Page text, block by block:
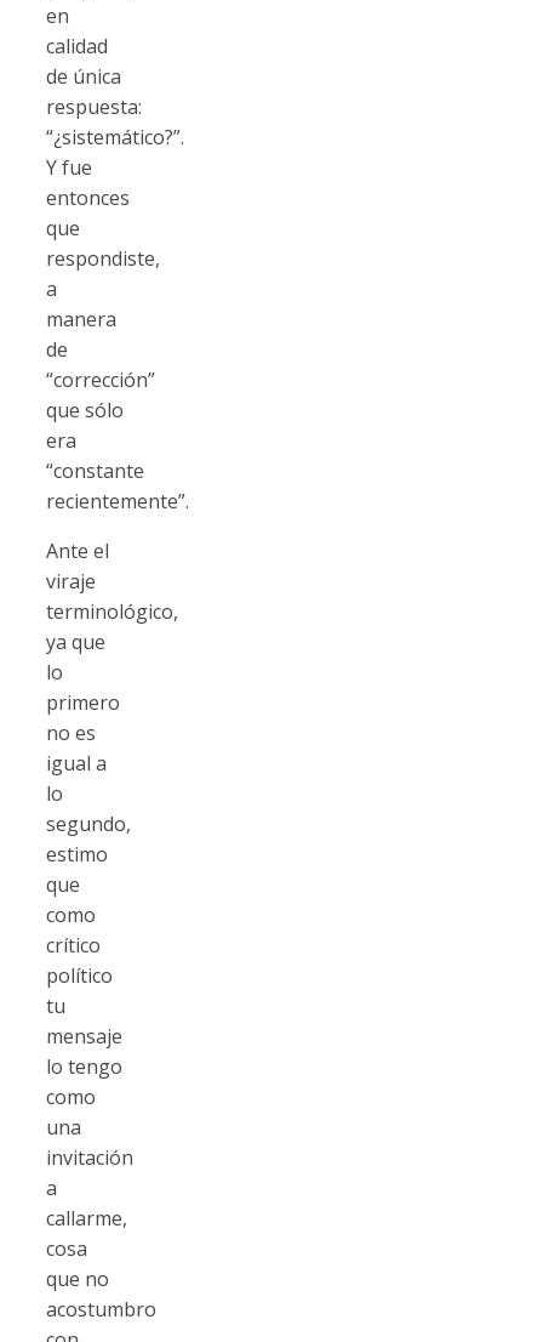
en
calidad
de única
respuesta:
“¿sistemático?”.
Y fue
entonces
que
respondiste,
a
manera
de
“corrección”
que sólo
era
“constante
recientemente”.
Ante el
viraje
terminológico,
ya que
lo
primero
no es
igual a
lo
segundo,
estimo
que
como
crítico
político
tu
mensaje
lo tengo
como
una
invitación
a
callarme,
cosa
que no
acostumbro